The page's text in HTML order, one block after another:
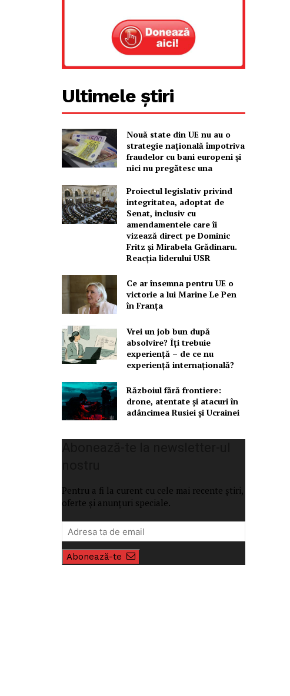
Ultimele știri
Nouă state din UE nu au o
strategie națională împotriva
fraudelor cu bani europeni și
nici nu pregătesc una
Proiectul legislativ privind
integritatea, adoptat de
Senat, inclusiv cu
amendamentele care îi
vizează direct pe Dominic
Fritz și Mirabela Grădinaru.
Reacția liderului USR
Ce ar însemna pentru UE o
victorie a lui Marine Le Pen
în Franța
Vrei un job bun după
absolvire? Îți trebuie
experiență – de ce nu
experiență internațională?
Războiul fără frontiere:
drone, atentate și atacuri în
adâncimea Rusiei și Ucrainei
Pentru a fi la curent cu cele mai recente știri,
oferte și anunțuri speciale.
Abonează-te